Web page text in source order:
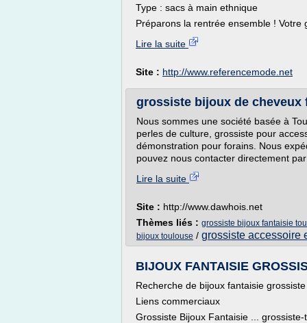
Type : sacs à main ethnique
Préparons la rentrée ensemble ! Votre
Lire la suite
Site : http://www.referencemode.net
grossiste bijoux de cheveux
Nous sommes une société basée à
perles de culture, grossiste pour
démonstration pour forains. Nous
pouvez nous contacter directement
Lire la suite
Site : http://www.dawhois.net
Thèmes liés : grossiste bijoux fantaisie
bijoux toulouse / grossiste accessoire
BIJOUX FANTAISIE
Recherche de bijoux fantaisie
Liens commerciaux
Grossiste Bijoux Fantaisie ...